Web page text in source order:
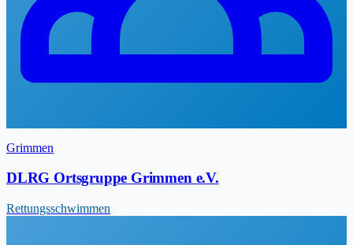
Grimmen
DLRG Ortsgruppe Grimmen e.V.
Rettungsschwimmen